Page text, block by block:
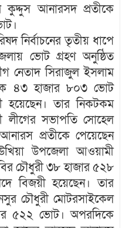
কুদ্দুস আনারসদ প্রতীকে
নির্বাচনের তৃতীয় ধাপে
ভোট গ্রহণ অনুষ্ঠিত
নেতাদ সিরাজুল ইসলাম
৪৩ হাজার ৮০৩ ভোট
হয়েছেন। তার নিকটকম
লীগের সভাপতি সোহেল
প্রতীকে পেয়েছেন
উপজেলা আওয়ামী
চৌধুরী ৩৮ হাজার ৫২৮
বিজয়ী হয়েছেন। তার
চৌধুরী মোটরসাইকেল
৫২২ ভোট। অপরদিকে